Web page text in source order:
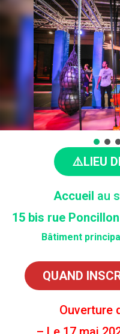
⚠️LIEU
Accueil au
15 bis rue
Bâtiment
QUAND
Ouverture